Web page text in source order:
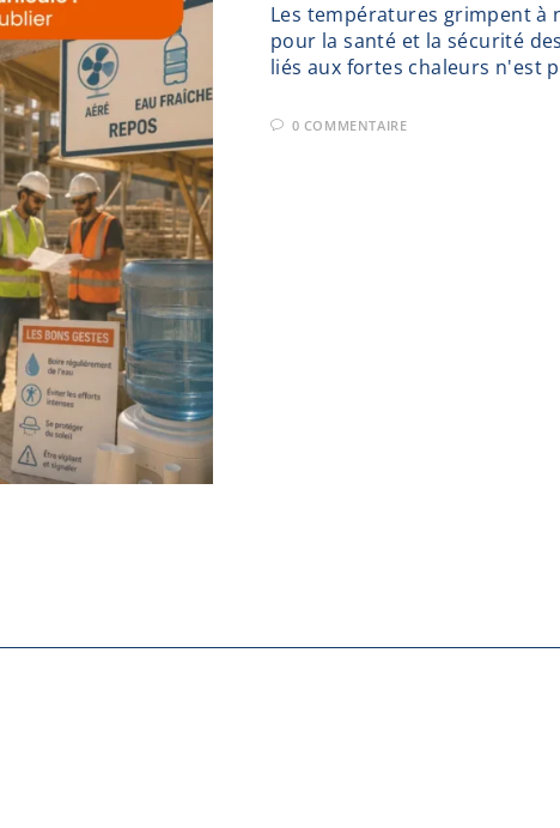
Les températures grimpent à
pour la santé et la sécurité
liés aux fortes chaleurs n'est
0 COMMENTAIRE